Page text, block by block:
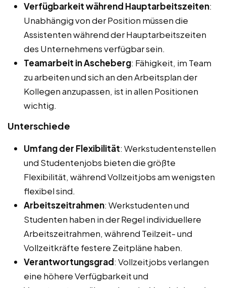
Verfügbarkeit während Hauptarbeitszeiten:
Unabhängig von der Position müssen die
Assistenten während der Hauptarbeitszeiten
des Unternehmens verfügbar sein.
Teamarbeit in Ascheberg: Fähigkeit, im Team
zu arbeiten und sich an den Arbeitsplan der
Kollegen anzupassen, ist in allen Positionen
wichtig.
Unterschiede
Umfang der Flexibilität: Werkstudentenstellen
und Studentenjobs bieten die größte
Flexibilität, während Vollzeitjobs am wenigsten
flexibel sind.
Arbeitszeitrahmen: Werkstudenten und
Studenten haben in der Regel individuellere
Arbeitszeitrahmen, während Teilzeit- und
Vollzeitkräfte festere Zeitpläne haben.
Verantwortungsgrad: Vollzeitjobs verlangen
eine höhere Verfügbarkeit und